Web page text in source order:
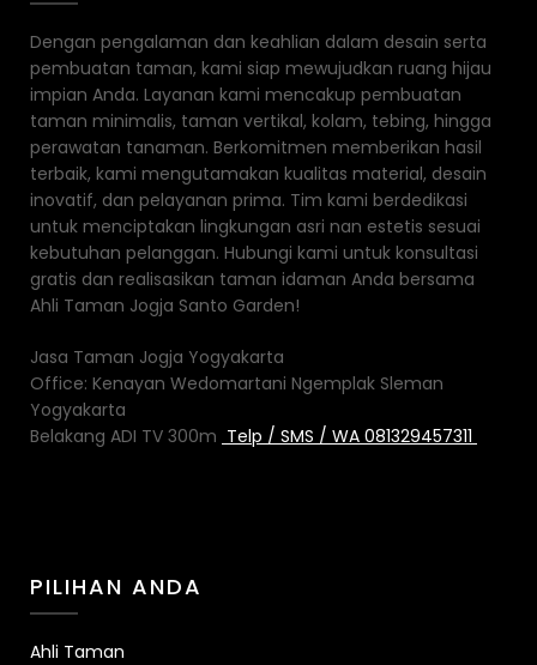
Dengan pengalaman dan keahlian dalam desain serta
pembuatan taman, kami siap mewujudkan ruang hijau
impian Anda. Layanan kami mencakup pembuatan
taman minimalis, taman vertikal, kolam, tebing, hingga
perawatan tanaman. Berkomitmen memberikan hasil
terbaik, kami mengutamakan kualitas material, desain
inovatif, dan pelayanan prima. Tim kami berdedikasi
untuk menciptakan lingkungan asri nan estetis sesuai
kebutuhan pelanggan. Hubungi kami untuk konsultasi
gratis dan realisasikan taman idaman Anda bersama
Ahli Taman Jogja Santo Garden!
Jasa Taman Jogja Yogyakarta
Office: Kenayan Wedomartani Ngemplak Sleman
Yogyakarta
Belakang ADI TV 300m Telp / SMS / WA 081329457311
PILIHAN ANDA
Ahli Taman